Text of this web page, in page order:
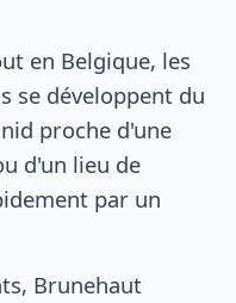
en Belgique, les
se développent du
proche d'une
d'un lieu de
par un
Brunehaut